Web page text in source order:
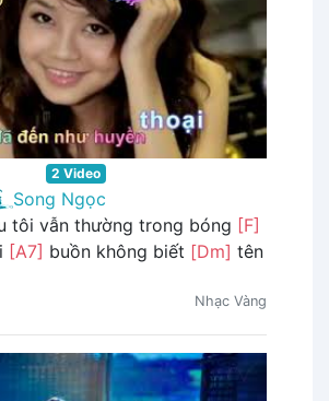
2 Video
Song Ngọc
tôi vẫn thường trong bóng [F]
[A7] buồn không biết [Dm] tên
Nhạc Vàng